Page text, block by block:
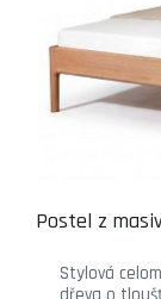
Postel z
Stylová